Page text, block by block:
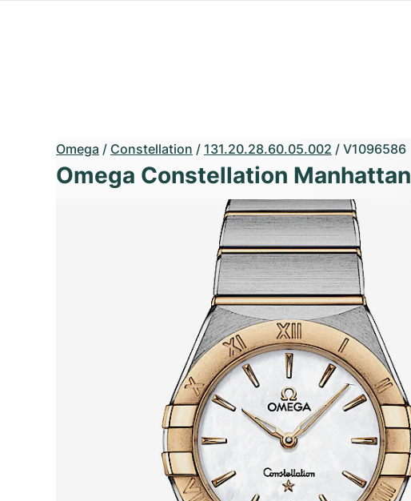
Omega / Constellation / 131.20.28.60.05.002 / V1096586
Omega Constellation Manhattan